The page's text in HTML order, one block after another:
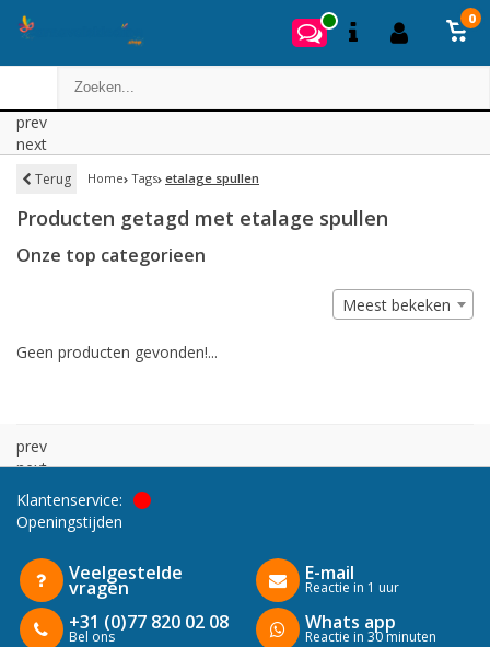
0
prev
next
Terug Home Tags etalage spullen
Producten getagd met etalage spullen
Onze top categorieen
Meest bekeken
Geen producten gevonden!...
prev
next
Klantenservice:
Openingstijden
Veelgestelde
vragen
+31 (0)77 820 02 08
Bel ons
E-mail
Reactie in 1 uur
Whats app
Reactie in 30 minuten